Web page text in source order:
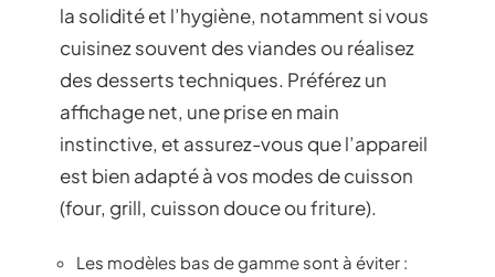
la solidité et l’hygiène, notamment si vous
cuisinez souvent des viandes ou réalisez
des desserts techniques. Préférez un
affichage net, une prise en main
instinctive, et assurez-vous que l’appareil
est bien adapté à vos modes de cuisson
(four, grill, cuisson douce ou friture).
Les modèles bas de gamme sont à éviter :